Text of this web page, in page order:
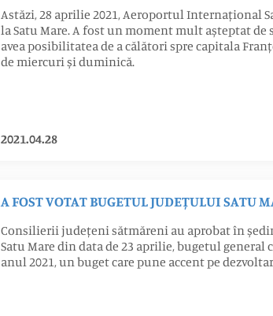
Astăzi, 28 aprilie 2021, Aeroportul Internațional
la Satu Mare. A fost un moment mult așteptat de
avea posibilitatea de a călători spre capitala
de miercuri și duminică.
2021.04.28
A FOST VOTAT BUGETUL JUDEȚULUI SATU
Consilierii județeni sătmăreni au aprobat în
Satu Mare din data de 23 aprilie, bugetul
anul 2021, un buget care pune accent pe